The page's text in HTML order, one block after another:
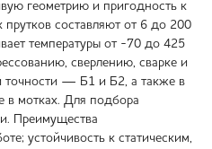
геометрию и пригодность к
прутков составляют от 6 до 200
температуры от -70 до 425
сверлению, сварке и
точности — Б1 и Б2, а также в
в мотках. Для подбора
Преимущества
устойчивость к статическим,